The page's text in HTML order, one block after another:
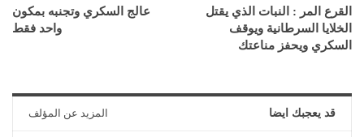
القرع المر : النبات الذي يقتل
الخلايا السرطانية ويوقف
السكري ويحفز مناعتك
عالج السكري وتجنبه بمكون
واحد فقط
قد يعجبك ايضا المزيد عن المؤلف